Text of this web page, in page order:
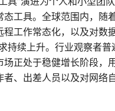
态工具。全球范围内，随
程工作常态化，以及对数
持续上升。行业观察者
场正处于稳健增长阶段，
者、出差人员以及对网络